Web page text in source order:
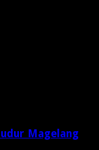
Magelang